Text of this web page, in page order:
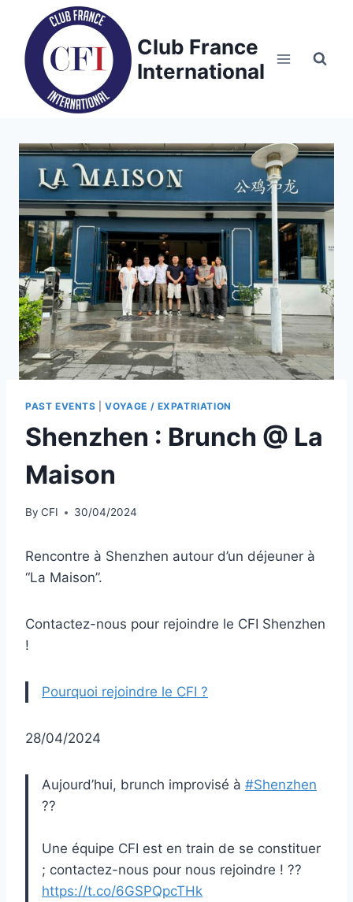
content
Club France
International
PAST EVENTS |VOYAGE / EXPATRIATION
Shenzhen : Brunch @ La
Maison
By CFI 30/04/2024
Rencontre à Shenzhen autour d’un déjeuner à
“La Maison”.
Contactez-nous pour rejoindre le CFI Shenzhen
!
Pourquoi rejoindre le CFI ?
28/04/2024
Aujourd’hui, brunch improvisé à #Shenzhen
??
Une équipe CFI est en train de se constituer
; contactez-nous pour nous rejoindre ! ??
https://t.co/6GSPQpcTHk